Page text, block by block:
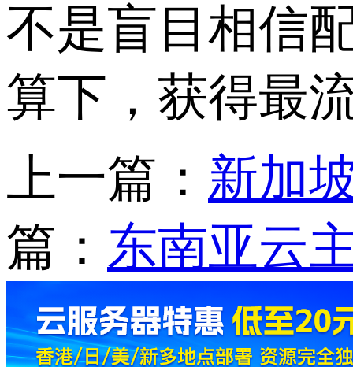
不是盲目相信
算下，获得最
上一篇： 新加
篇： 东南亚云